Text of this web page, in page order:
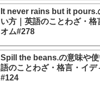
It never rains but it pours.
い方｜英語のことわざ・格
オム#278
Spill the beans.の意味や
語のことわざ・格言・イデ
#124